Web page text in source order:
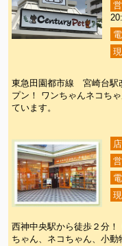
東急田園都市線 宮崎台駅
プン！ ワンちゃんネコち
ています。
西神中央駅から徒歩２分
ちゃん、ネコちゃん、小